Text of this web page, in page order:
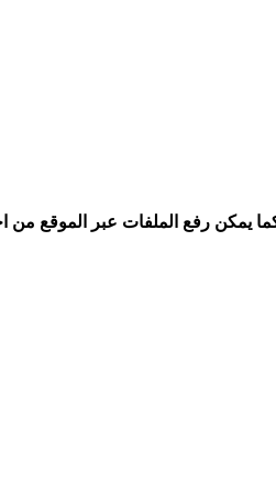
يمكن رفع الملفات عبر الموقع من